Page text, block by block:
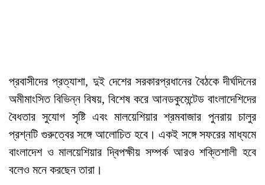
প্রবাসীদের প্রত্যাশা, দুই দেশের সরকারপ্রধানের বৈঠকে দীর্ঘদিনের
অমীমাংসিত বিভিন্ন বিষয়, বিশেষ করে আনডকুমেন্টেড বাংলাদেশিদের
বৈধতার সুযোগ সৃষ্টি এবং মালয়েশিয়ার শ্রমবাজার পুনরায় চালুর
প্রশ্নটি গুরুত্বের সঙ্গে আলোচিত হবে। একই সঙ্গে সফরের মাধ্যমে
বাংলাদেশ ও মালয়েশিয়ার দ্বিপক্ষীয় সম্পর্ক আরও শক্তিশালী হবে
বলেও মনে করছেন তারা।